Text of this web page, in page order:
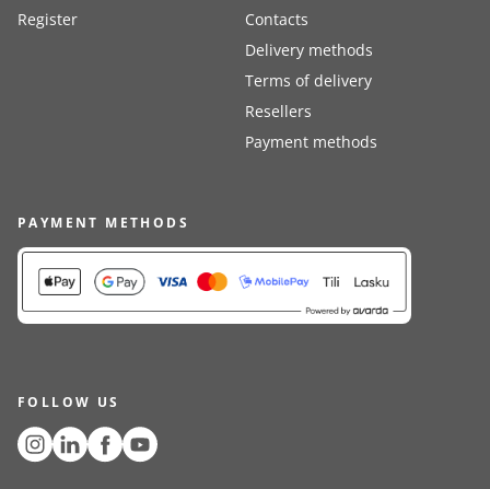
Register
Contacts
Delivery methods
Terms of delivery
Resellers
Payment methods
PAYMENT METHODS
FOLLOW US